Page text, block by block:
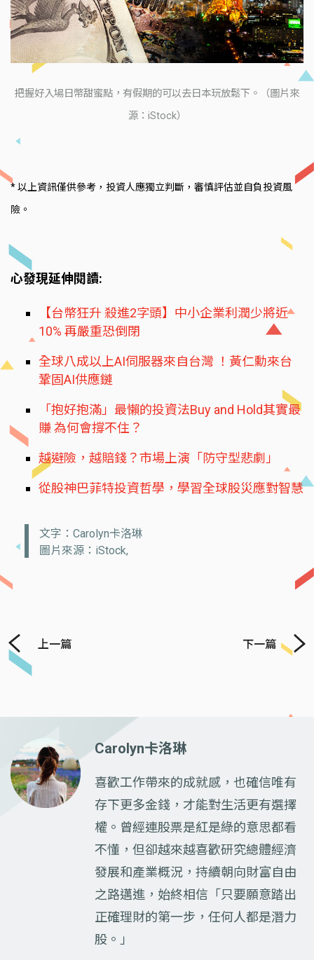
把握好入場日幣甜蜜點，有假期的可以去日本玩放鬆下。（圖片來
源：iStock）
* 以上資訊僅供參考，投資人應獨立判斷，審慎評估並自負投資風
險。
心發現延伸閱讀:
【台幣狂升 殺進2字頭】中小企業利潤少將近
10% 再嚴重恐倒閉
全球八成以上AI伺服器來自台灣 ！黃仁勳來台
鞏固AI供應鏈
「抱好抱滿」最懶的投資法Buy and Hold其實最
賺 為何會撐不住？
越避險，越賠錢？市場上演「防守型悲劇」
從股神巴菲特投資哲學，學習全球股災應對智慧
文字：Carolyn卡洛琳
圖片來源：iStock,
上一篇 下一篇
Carolyn卡洛琳
喜歡工作帶來的成就感，也確信唯有
存下更多金錢，才能對生活更有選擇
權。曾經連股票是紅是綠的意思都看
不懂，但卻越來越喜歡研究總體經濟
發展和產業概況，持續朝向財富自由
之路邁進，始終相信「只要願意踏出
正確理財的第一步，任何人都是潛力
股。」